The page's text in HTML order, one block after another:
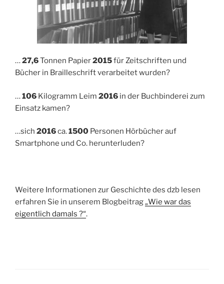
…27,6Tonnen Papier2015für Zeitschriften und
Bücher in Brailleschrift verarbeitet wurden?
…106 Kilogramm Leim 2016 in der Buchbinderei zum
Einsatz kamen?
…sich 2016ca.1500 Personen Hörbücher auf
Smartphone und Co. herunterluden?
Weitere Informationen zur Geschichte des dzb lesen
erfahren Sie in unserem Blogbeitrag„Wie war das
eigentlich damals ?“.